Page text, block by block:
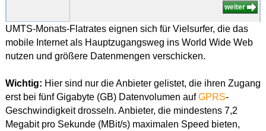
weiter
UMTS-Monats-Flatrates eignen sich für Vielsurfer, die das
mobile Internet als Hauptzugangsweg ins World Wide Web
nutzen und größere Datenmengen verschicken.
Wichtig: Hier sind nur die Anbieter gelistet, die ihren Zugang
erst bei fünf Gigabyte (GB) Datenvolumen aufGPRS-
Geschwindigkeit drosseln. Anbieter, die mindestens 7,2
Megabit pro Sekunde (MBit/s) maximalen Speed bieten,